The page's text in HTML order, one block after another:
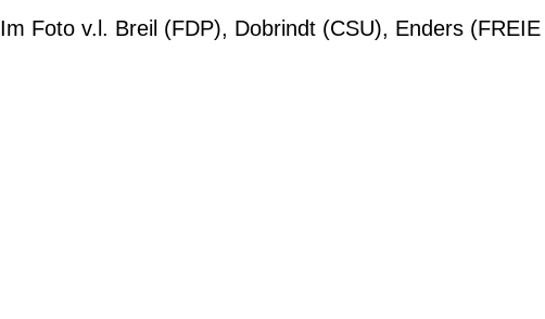
Im Foto v.l. Breil (FDP), Dobrindt (CSU), Enders